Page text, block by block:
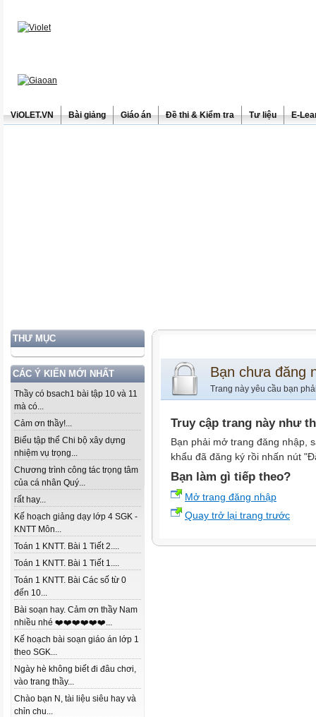
ViOLET.VN Bài giảng Giáo án Đề thi & Kiểm tra Tư liệu E-
THƯ MỤC
CÁC Ý KIẾN MỚI NHẤT
Thầy có bsach1 bài tập 10 và 11
mà có...
Cảm ơn thầy!...
Biểu tập thể Chi bộ xây dựng
nhiệm vụ trọng...
Chương trình công tác trọng tâm
của cá nhân Quý...
rất hay...
Kế hoạch giảng dạy lớp 4 SGK -
KNTT Môn...
Toán 1 KNTT. Bài 1 Tiết 2....
Toán 1 KNTT. Bài 1 Tiết 1....
Toán 1 KNTT. Bài Các số từ 0
đến 10...
Bài soạn hay. Cảm ơn thầy Nam
nhiều nhé ❤️❤️❤️❤️❤️❤️...
Kế hoạch bài soạn giáo án lớp 1
theo SGK...
Ngày hè không biết đi đâu chơi,
vào trang thầy...
Chào bạn N, tài liệu siêu hay và
chỉn chu...
Bạn chưa đăng
Trang này yêu cầu bạn
Truy cập trang này như
Bạn phải mở trang đăng nhập,
khẩu đã đăng ký rồi nhấn nút
Bạn làm gì tiếp theo?
Mở trang đăng nhập
Quay trở lại trang trước